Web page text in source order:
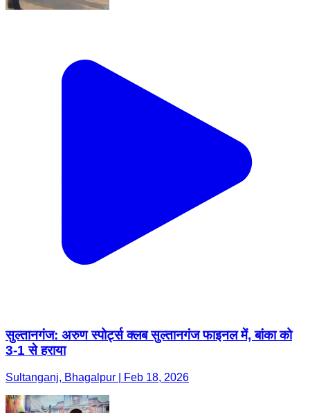
सुल्तानगंज: अरुण स्पोर्ट्स क्लब सुल्तानगंज फाइनल में, बांका को
3-1 से हराया
Sultanganj, Bhagalpur | Feb 18, 2026